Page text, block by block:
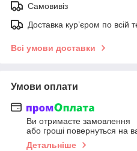
Самовивіз
Доставка кур’єром по всій
Всі умови доставки
Умови оплати
Ви отримаєте замовлення
або гроші повернуться на
Детальніше